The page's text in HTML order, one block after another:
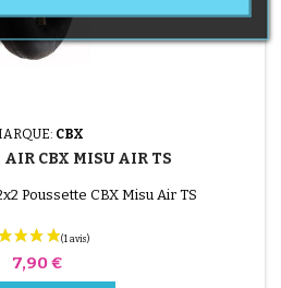
CBX
CBX MISU AIR TS
Poussette CBX Misu Air TS
Prix
7,90 €